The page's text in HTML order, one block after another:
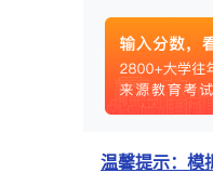
温馨提示：模